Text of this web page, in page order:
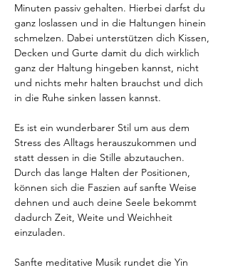
Minuten passiv gehalten. Hierbei darfst du
ganz loslassen und in die Haltungen hinein
schmelzen. Dabei unterstützen dich Kissen,
Decken und Gurte damit du dich wirklich
ganz der Haltung hingeben kannst, nicht
und nichts mehr halten brauchst und dich
in die Ruhe sinken lassen kannst.
Es ist ein wunderbarer Stil um aus dem
Stress des Alltags herauszukommen und
statt dessen in die Stille abzutauchen.
Durch das lange Halten der Positionen,
können sich die Faszien auf sanfte Weise
dehnen und auch deine Seele bekommt
dadurch Zeit, Weite und Weichheit
einzuladen.
Sanfte meditative Musik rundet die Yin